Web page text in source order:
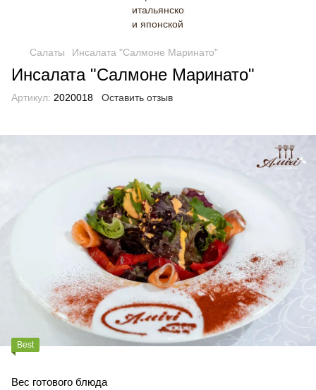
Салаты Инсалата "Салмоне Маринато"
Инсалата "Салмоне Маринато"
Артикул: 2020018 Оставить отзыв
Вest
Вес готового блюда